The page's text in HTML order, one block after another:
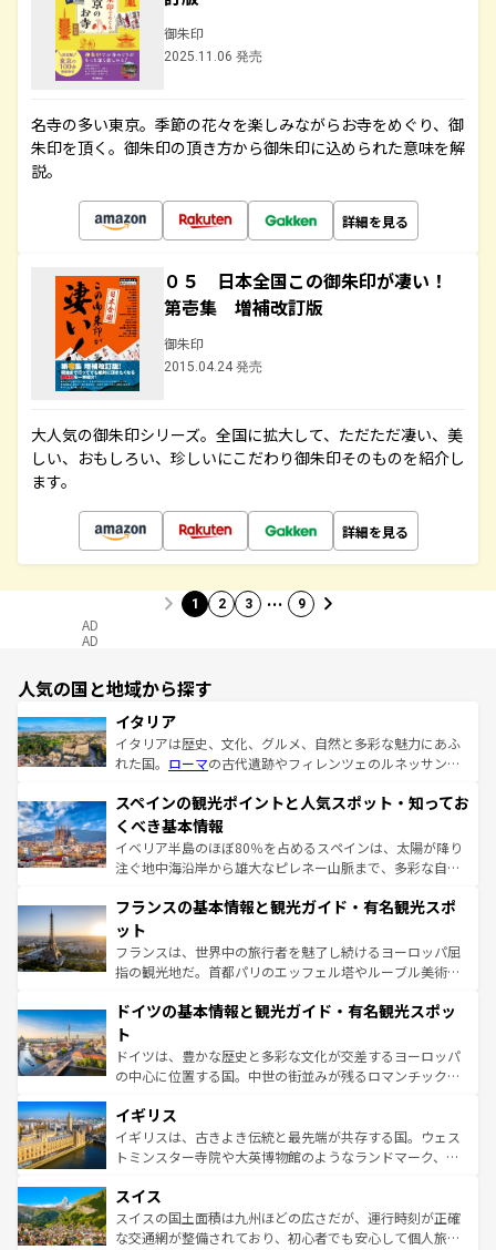
御朱印
2025.11.06 発売
名寺の多い東京。季節の花々を楽しみながらお寺をめぐり、御
朱印を頂く。御朱印の頂き方から御朱印に込められた意味を解
説。
詳細を見る
０５ 日本全国この御朱印が凄い！
第壱集 増補改訂版
御朱印
2015.04.24 発売
大人気の御朱印シリーズ。全国に拡大して、ただただ凄い、美
しい、おもしろい、珍しいにこだわり御朱印そのものを紹介し
ます。
詳細を見る
1 2 3 … 9
AD
AD
人気の国と地域から探す
イタリア
イタリアは歴史、文化、グルメ、自然と多彩な魅力にあふ
れた国。 ローマの古代遺跡やフィレンツェのルネッサンス
ろん、トスカーナの美しい田園風景やアマルフィ海岸の絶
景など、自然景観も見逃せない。観光の合間には、本場の
ピザやパスタなど、絶品のイタリア料理を堪能することも
できる。朝目覚めてから夜眠るまで、すべての瞬間を楽し
なお、新着のイタリア情報はコンテンツ一覧を参照してほ
しい。
スペインの観光ポイントと人気スポット・知ってお
くべき基本情報
イベリア半島のほぼ80％を占めるスペインは、太陽が降り
注ぐ地中海沿岸から雄大なピレネー山脈まで、多彩な自然
文化が根付くこの国では、情熱的なフラメンコ、熱気あふ
れる闘牛、そして美味しいタパスが生活の一部となってい
る。首都マドリードの洗練された雰囲気や、バルセロナの
アートに溢れた街角から、地方では古代ローマ遺跡や中世
せる。地方によって風土や気候が異なるスペインはその個
ンテンツ一覧 を参照してほしい。
フランスの基本情報と観光ガイド・有名観光スポ
ット
フランスは、世界中の旅行者を魅了し続けるヨーロッパ屈
指の観光地だ。首都パリのエッフェル塔やルーブル美術館
で、幅広い魅力が詰まっている。華麗な宮殿、歴史的な大
聖堂、美しいビーチ、そして豊かな自然が、訪れる者を心
から魅了する。また、フランスは美食の国としても知ら
れ、フランス料理はユネスコ無形文化遺産にも登録されて
香り高いラベンダー畑など、多彩な楽しみ方が可能だ。さ
らに、パリ以外の地域にも魅力が溢れており、どの街角に
も豊かな歴史と文化が息づいている。パリ以外の個性あふ
を参照してほしい。
ドイツの基本情報と観光ガイド・有名観光スポッ
ト
ドイツは、豊かな歴史と多彩な文化が交差するヨーロッパ
の中心に位置する国。中世の街並みが残るロマンチック街
顔を持つこの国は、どこを歩いても飽きることがない。ベ
ルリンの文化的活気、バイエルン州のアルプスの絶景、そ
してライン川沿いのワイン畑といった風景は必見。ビール
は、お酒好きな人にはぜひ体験してほしい。 なお、新着の
ドイツ情報はコンテンツ一覧を参照してほしい。
イギリス
イギリスは、古きよき伝統と最先端が共存する国。ウェス
トミンスター寺院や大英博物館のようなランドマーク、歴
リアごとに異なる魅力がある。また、優雅なアフタヌーン
ティー、ビール好きにはたまらない英国パブ、サッカー観
戦など、本場だからこそできる体験も豊富。イギリスを旅
スイス
スイスの国土面積は九州ほどの広さだが、運行時刻が正確
な交通網が整備されており、初心者でも安心して個人旅行